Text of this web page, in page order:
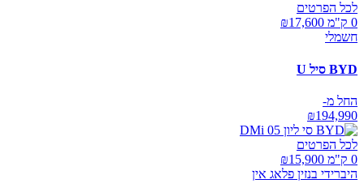
לכל הפרטים
0 ק"מ ₪
17,600
חשמלי
BYD סיל U
החל מ-
₪194,990
לכל הפרטים
0 ק"מ ₪
15,900
היברידי בנזין פלאג אין